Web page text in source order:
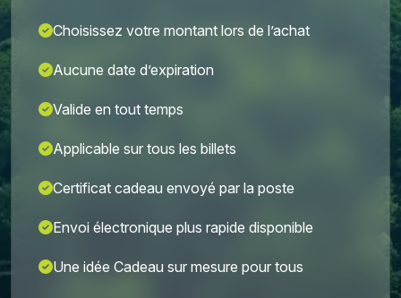
Choisissez votre montant lors de l’achat
Aucune date d’expiration
Valide en tout temps
Applicable sur tous les billets
Certificat cadeau envoyé par la poste
Envoi électronique plus rapide disponible
Une idée Cadeau sur mesure pour tous